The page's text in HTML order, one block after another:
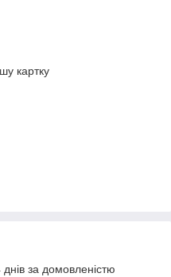
картку
за домовленістю